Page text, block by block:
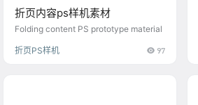
折页内容ps样机素材
Folding content PS prototype material
折页PS样机 97